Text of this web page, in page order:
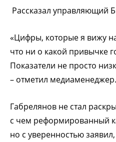
Рассказал управляющий
«Цифры, которые я вижу
что ни о какой привычке
Показатели не просто
– отметил медиаменеджер.
Габрелянов не стал
с чем реформированный
но с уверенностью